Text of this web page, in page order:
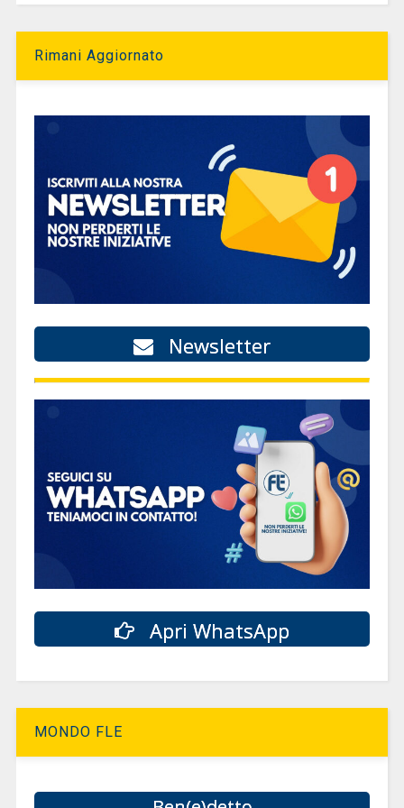
Rimani Aggiornato
Newsletter
Apri WhatsApp
MONDO FLE